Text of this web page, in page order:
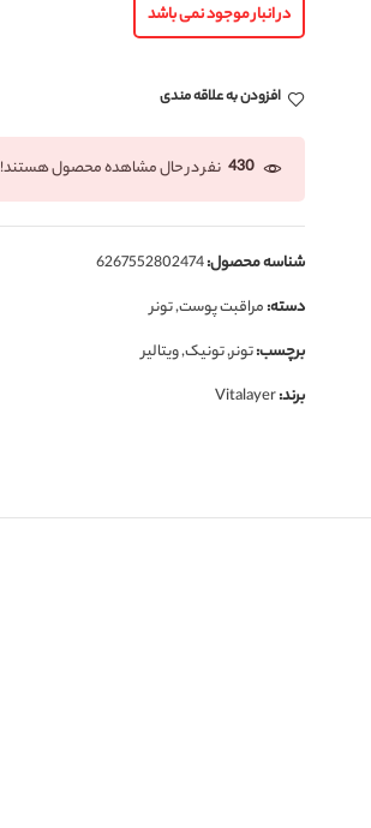
در انبار موجود نمی باشد
افزودن به علاقه مندی
430 نفر در حال مشاهده محصول هستند!
شناسه محصول:6267552802474
دسته:مراقبت پوست,تونر
برچسب:تونر,تونیک,ویتالیر
برند:Vitalayer